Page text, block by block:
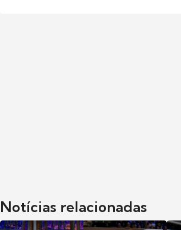
Notícias relacionadas